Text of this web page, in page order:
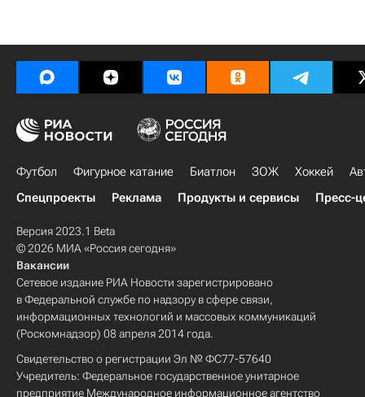
Футбол Фигурное катание Биатлон ЗОЖ Хоккей
Спецпроекты
Реклама Продукты и сервисы Пресс-
Версия 2023.1 Beta
© 2026 МИА «Россия сегодня»
Вакансии
Сетевое издание РИА Новости зарегистрировано
в Федеральной службе по надзору в сфере связи,
информационных технологий и массовых коммуникаций
(Роскомнадзор) 08 апреля 2014 года.
Свидетельство о регистрации Эл № ФС77-57640
Учредитель: Федеральное государственное унитарное
предприятие Международное информационное агентство